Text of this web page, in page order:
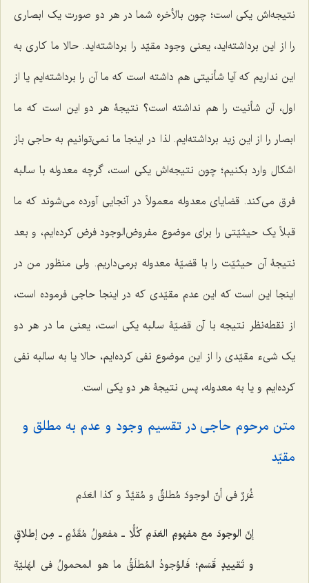
نتیجه‌اش یکی است؛ چون بالأخره شما در هر دو صورت یک ابصاری
را از این برداشته‌اید، یعنی وجود مقیّد را برداشته‌اید. حالا ما کاری به
این نداریم که آیا شأنیتی هم داشته است که ما آن را برداشته‌ایم یا از
اول، آن شأنیت را هم نداشته است؟ نتیجۀ هر دو این است که ما
ابصار را از این زید برداشته‌ایم. لذا در اینجا ما نمی‌توانیم به حاجی باز
اشکال وارد بکنیم؛ چون نتیجه‌اش یکی است، گرچه معدوله با سالبه
فرق می‌کند. قضایای معدوله معمولاً در آنجایی آورده می‌شوند که ما
قبلاً یک حیثیّتی را برای موضوع مفروض‌الوجود فرض کرده‌ایم، و بعد
نتیجۀ آن حیثیّت را با قضیّۀ معدوله برمی‌داریم. ولی منظور من در
اینجا این است که این عدم مقیّدی که در اینجا حاجی فرموده است،
از نقطه‌نظر نتیجه با آن قضیّۀ سالبه یکی است، یعنی ما در هر دو
یک شیء مقیّدی را از این موضوع نفی کرده‌ایم، حالا یا به سالبه نفی
کرده‌ایم و یا به معدوله، پس نتیجۀ هر دو یکی است.
متن مرحوم حاجی در تقسیم وجود و عدم به مطلق و
مقیّد
غُرَرٌ فی أنّ الوجودَ مُطلقٌ و مُقیَّدٌ و کذا العَدَم‌
إنّ الوجودَ مع مَفهومِ العَدَمِ کُلًّا ـ مَفعولُ مُقَدَّمٍ ـ مِن إطلاقٍ
و تَقییدٍ قَسَم؛ فَالوُجودُ المُطلَقُ ما هو المحمولُ فی الهَلیّةِ